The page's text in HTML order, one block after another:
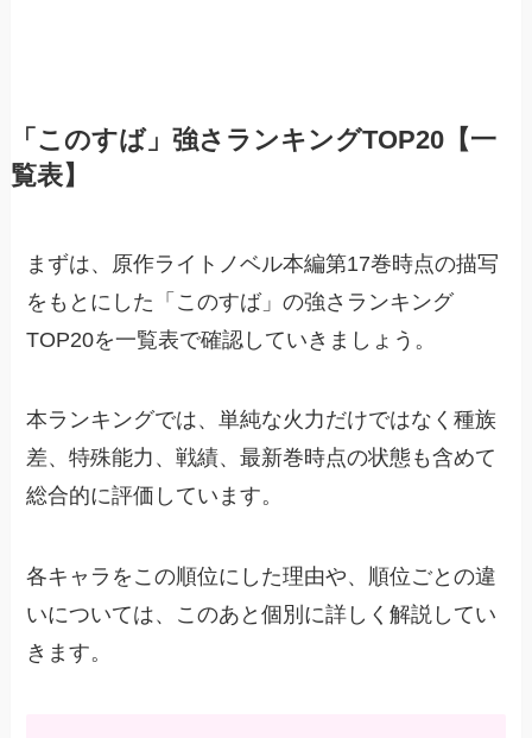
「このすば」強さランキングTOP20【一
覧表】
まずは、原作ライトノベル本編第17巻時点の描写
をもとにした「このすば」の強さランキング
TOP20を一覧表で確認していきましょう。
本ランキングでは、単純な火力だけではなく種族
差、特殊能力、戦績、最新巻時点の状態も含めて
総合的に評価しています。
各キャラをこの順位にした理由や、順位ごとの違
いについては、このあと個別に詳しく解説してい
きます。